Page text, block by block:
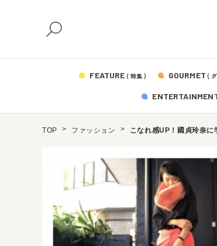
FEATURE ( 特集 ) GOURMET (
TOP ファッション こなれ感UP！國貞玲奈